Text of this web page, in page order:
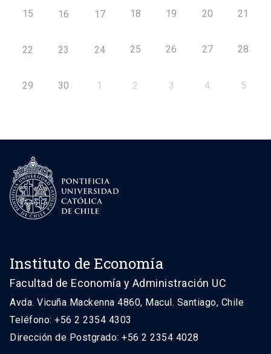
15 16 17 18 19 20 21
22 23 24 25 26 27 28
29 30 1 2 3 4 5
Instituto de Economía
Facultad de Economía y Administración UC
Avda. Vicuña Mackenna 4860, Macul. Santiago, Chile
Teléfono: +56 2 2354 4303
Dirección de Postgrado: +56 2 2354 4028